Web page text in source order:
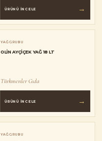
ÜRÜNÜ İNCELE →
YAĞ GRUBU
OLIN AYÇIÇEK YAĞ 18 LT
Türkmenler Gıda
ÜRÜNÜ İNCELE →
YAĞ GRUBU